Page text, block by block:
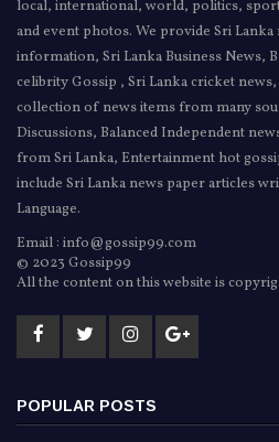
local, international, world, politics,
and event photos. We provide Sri Lanka
information, Sri Lanka Business News,
celibrity Gossip , Sri Lanka cricket
collection of news items from many
Discussions, Balanced Independent
from Sri Lanka, Entertainment hot
include Sri Lanka news paper articles
Language.
Email : info@gossip99.com
© 2023 Gossip99
All the content on this website is
POPULAR POSTS